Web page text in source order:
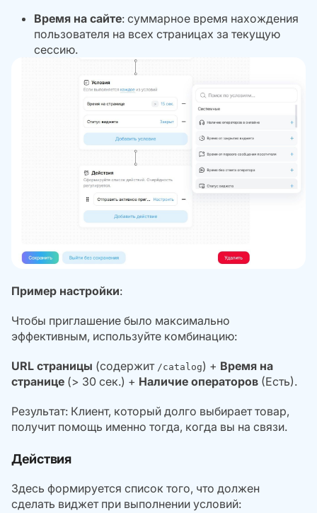
Время на сайте: суммарное время нахождения
пользователя на всех страницах за текущую
сессию.
Пример настройки:
Чтобы приглашение было максимально
эффективным, используйте комбинацию:
URL страницы (содержит /catalog) + Время на
странице (> 30 сек.) + Наличие операторов (Есть).
Результат: Клиент, который долго выбирает товар,
получит помощь именно тогда, когда вы на связи.
Действия
Здесь формируется список того, что должен
сделать виджет при выполнении условий: